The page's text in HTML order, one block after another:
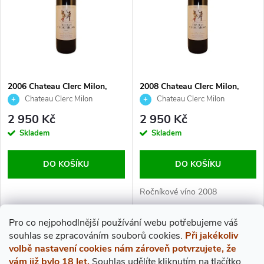
Pro co nejpohodlnější používání webu potřebujeme váš
souhlas se zpracováním souborů cookies. Při jakékoliv
volbě nastavení cookies nám zároveň potvrzujete, že
vám již bylo 18 let. Souhlas udělíte kliknutím na tlačítko
P
R
O
D
U
K
S
P
R
D
U
K
2006 Chateau Clerc Milon,
0,75lChateau Clerc Milon
2 950 Kč
Skladem
DO KOŠÍKU
2008 Chateau Clerc Milon,
0,75lChateau Clerc Milon
2 950 Kč
Skladem
DO KOŠÍKU
Ročníkové víno 2008
O